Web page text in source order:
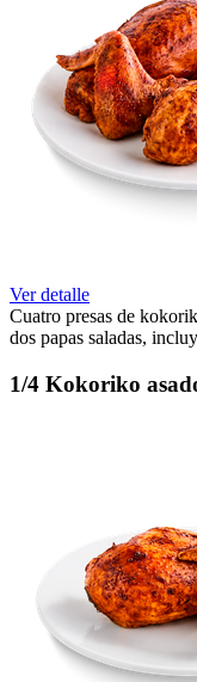
Ver detalle
Cuatro presas de
dos papas saladas,
1/4 Kokoriko